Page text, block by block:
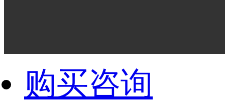
购买咨询